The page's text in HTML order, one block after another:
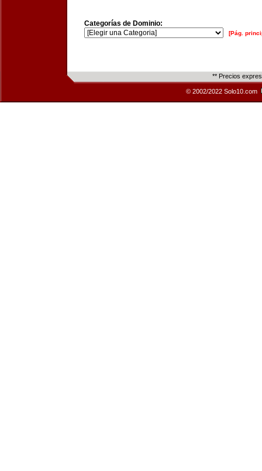
Categorías de Dominio:
[Pág.
** Precios
© 2002/2022 Solo10.com